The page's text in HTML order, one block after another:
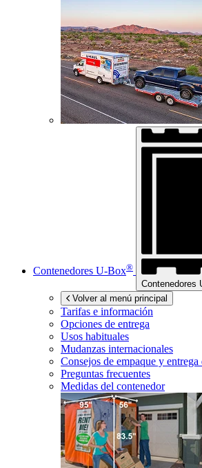
Contenedores U-Box®
Contenedores
Volver al menú principal
Tarifas e información
Opciones de entrega
Usos habituales
Mudanzas internacionales
Consejos de empaque y entrega
Preguntas frecuentes
Medidas del contenedor